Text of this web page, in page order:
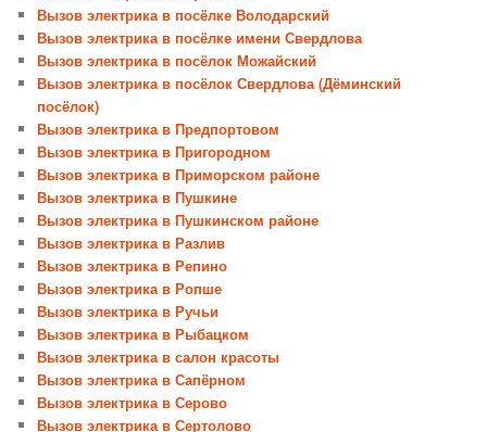
Вызов электрика в посёлке Володарский
Вызов электрика в посёлке имени Свердлова
Вызов электрика в посёлок Можайский
Вызов электрика в посёлок Свердлова (Дёминский
посёлок)
Вызов электрика в Предпортовом
Вызов электрика в Пригородном
Вызов электрика в Приморском районе
Вызов электрика в Пушкине
Вызов электрика в Пушкинском районе
Вызов электрика в Разлив
Вызов электрика в Репино
Вызов электрика в Ропше
Вызов электрика в Ручьи
Вызов электрика в Рыбацком
Вызов электрика в салон красоты
Вызов электрика в Сапёрном
Вызов электрика в Серово
Вызов электрика в Сертолово